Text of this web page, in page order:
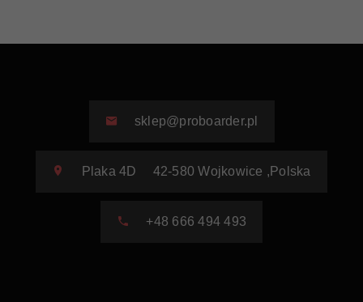
sklep@proboarder.pl
Plaka 4D 42-580 Wojkowice , Polska
+48 666 494 493